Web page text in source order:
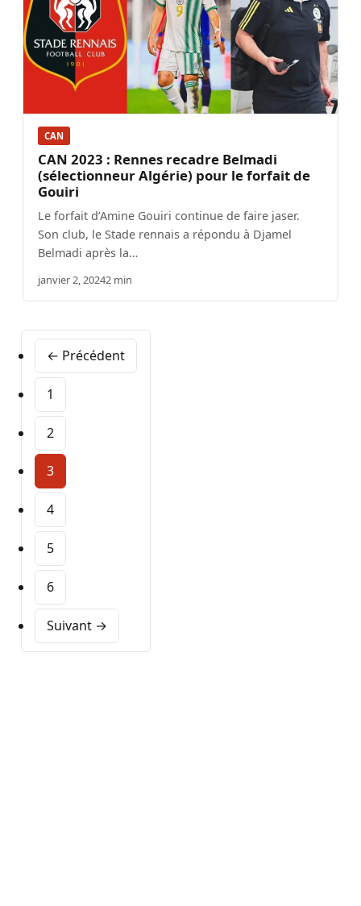
CAN
CAN 2023 : Rennes recadre Belmadi
(sélectionneur Algérie) pour le forfait de
Gouiri
Le forfait d’Amine Gouiri continue de faire jaser.
Son club, le Stade rennais a répondu à Djamel
Belmadi après la…
janvier 2, 20242 min
← Précédent
1
2
3
4
5
6
Suivant →